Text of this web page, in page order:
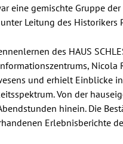
eine gemischte Gruppe
Leitung des Historikers
des HAUS
Nicola
und erhielt Einblicke
Von der
hinein. Die
Erlebnisberichte